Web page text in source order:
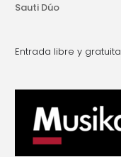
Sauti Dúo
Entrada libre y